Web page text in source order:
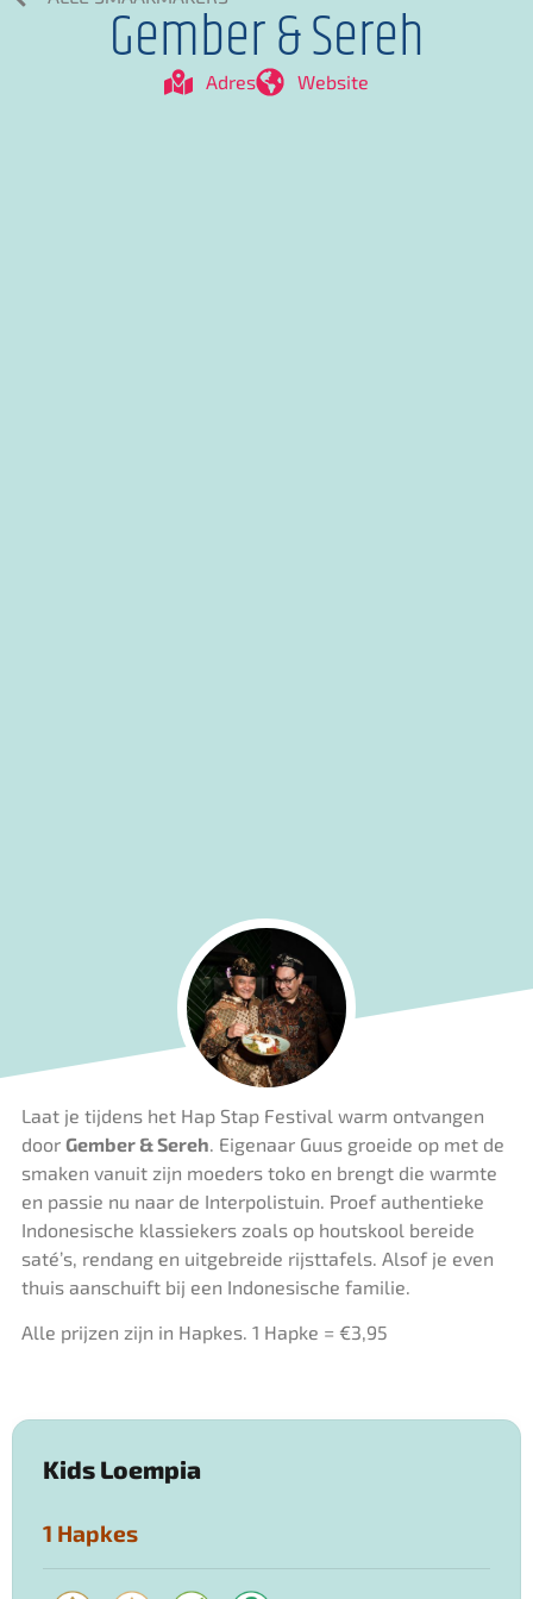
Gember & Sereh
Adres Website
Laat je tijdens het Hap Stap Festival warm ontvangen
door Gember & Sereh. Eigenaar Guus groeide op met de
smaken vanuit zijn moeders toko en brengt die warmte
en passie nu naar de Interpolistuin. Proef authentieke
Indonesische klassiekers zoals op houtskool bereide
saté’s, rendang en uitgebreide rijsttafels. Alsof je even
thuis aanschuift bij een Indonesische familie.
Alle prijzen zijn in Hapkes. 1 Hapke = €3,95
Kids Loempia
1 Hapkes